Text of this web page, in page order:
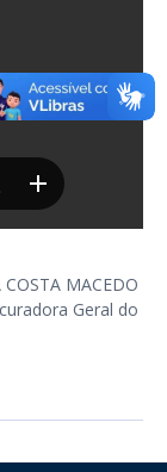
MACEDO
Geral do